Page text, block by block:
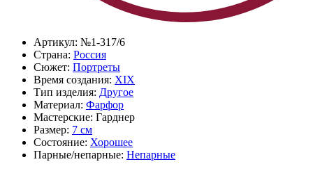
Артикул: №1-317/6
Страна: Россия
Сюжет: Портреты
Время создания: XIX
Тип изделия: Другое
Материал: Фарфор
Мастерские: Гарднер
Размер: 7 см
Состояние: Хорошее
Парные/непарные: Непарные